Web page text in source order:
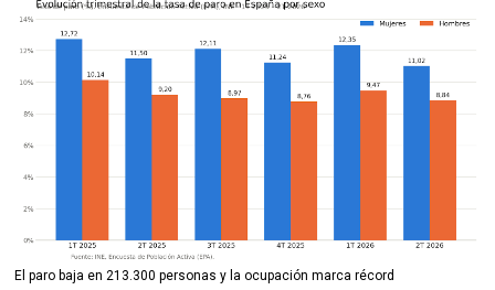
El paro baja en 213.300 personas y la ocupación marca récord